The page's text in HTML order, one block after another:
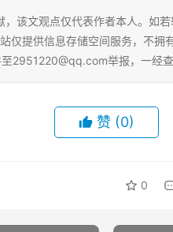
该文观点仅代表作者本人。如若
提供信息存储空间服务，不拥
2951220@qq.com举报，一经查
赞 (0)
0